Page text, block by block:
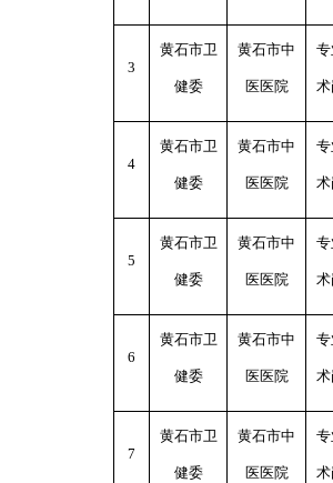
3
黄石市卫
健委
黄石市中
医医院
4
黄石市卫
健委
黄石市中
医医院
5
黄石市卫
健委
黄石市中
医医院
6
黄石市卫
健委
黄石市中
医医院
7
黄石市卫
健委
黄石市中
医医院